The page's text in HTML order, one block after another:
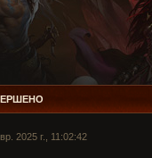
2025 г., 11:02:42